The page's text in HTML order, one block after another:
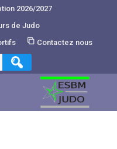
2026/2027
de Judo
Contactez nous